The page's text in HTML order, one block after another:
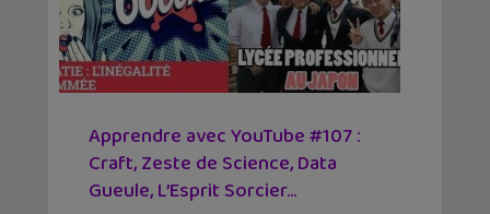
Apprendre avec YouTube #107 :
Craft, Zeste de Science, Data
Gueule, L’Esprit Sorcier...